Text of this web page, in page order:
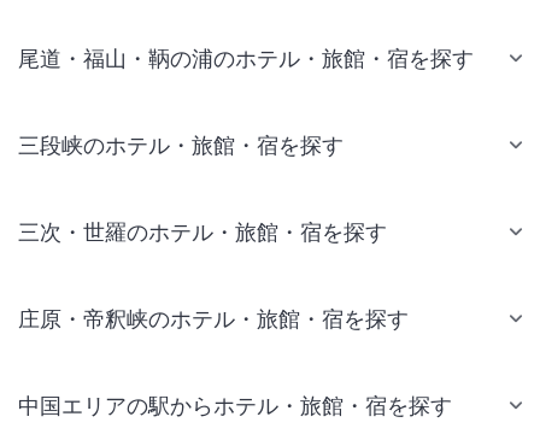
尾道・福山・鞆の浦のホテル・旅館・宿を探す
三段峡のホテル・旅館・宿を探す
三次・世羅のホテル・旅館・宿を探す
庄原・帝釈峡のホテル・旅館・宿を探す
中国エリアの駅からホテル・旅館・宿を探す